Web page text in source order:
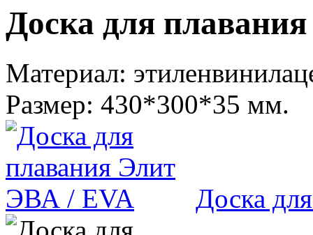
Доска для
Материал:
Размер: 430*300*35 мм.
Доска